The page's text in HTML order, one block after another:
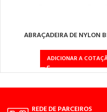
ABRAÇADEIRA DE NYLON
ADICIONAR A
REDE DE PARCEIROS